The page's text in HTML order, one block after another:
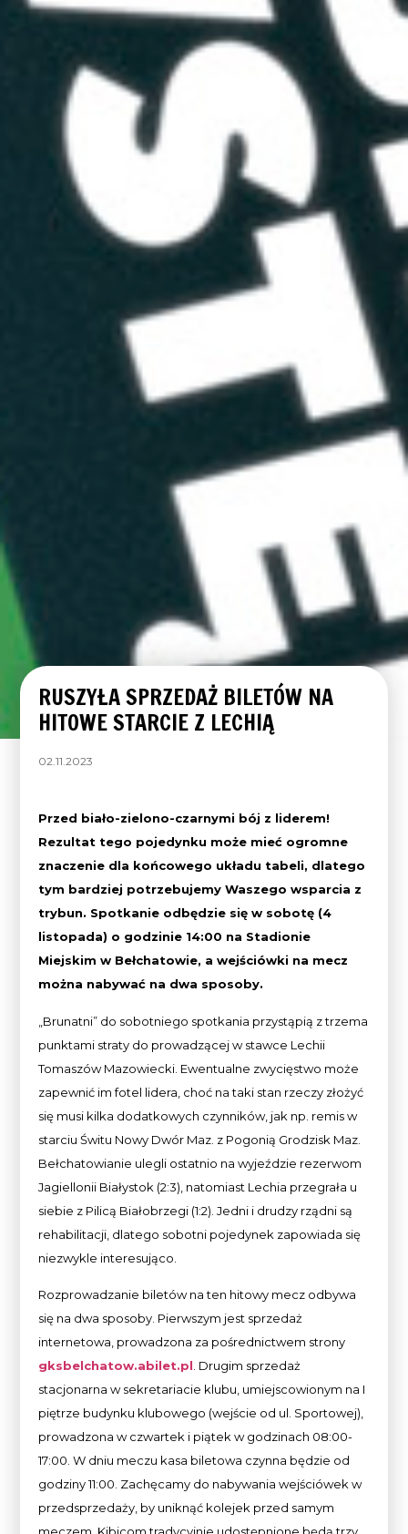
RUSZYŁA SPRZEDAŻ BILETÓW NA
HITOWE STARCIE Z LECHIĄ
02.11.2023
Przed biało-zielono-czarnymi bój z liderem!
Rezultat tego pojedynku może mieć ogromne
znaczenie dla końcowego układu tabeli, dlatego
tym bardziej potrzebujemy Waszego wsparcia z
trybun. Spotkanie odbędzie się w sobotę (4
listopada) o godzinie 14:00 na Stadionie
Miejskim w Bełchatowie, a wejściówki na mecz
można nabywać na dwa sposoby.
„Brunatni” do sobotniego spotkania przystąpią z trzema
punktami straty do prowadzącej w stawce Lechii
Tomaszów Mazowiecki. Ewentualne zwycięstwo może
zapewnić im fotel lidera, choć na taki stan rzeczy złożyć
się musi kilka dodatkowych czynników, jak np. remis w
starciu Świtu Nowy Dwór Maz. z Pogonią Grodzisk Maz.
Bełchatowianie ulegli ostatnio na wyjeździe rezerwom
Jagiellonii Białystok (2:3), natomiast Lechia przegrała u
siebie z Pilicą Białobrzegi (1:2). Jedni i drudzy rządni są
rehabilitacji, dlatego sobotni pojedynek zapowiada się
niezwykle interesująco.
Rozprowadzanie biletów na ten hitowy mecz odbywa
się na dwa sposoby. Pierwszym jest sprzedaż
internetowa, prowadzona za pośrednictwem strony
gksbelchatow.abilet.pl . Drugim sprzedaż
stacjonarna w sekretariacie klubu, umiejscowionym na I
piętrze budynku klubowego (wejście od ul. Sportowej),
prowadzona w czwartek i piątek w godzinach 08:00-
17:00. W dniu meczu kasa biletowa czynna będzie od
godziny 11:00. Zachęcamy do nabywania wejściówek w
przedsprzedaży, by uniknąć kolejek przed samym